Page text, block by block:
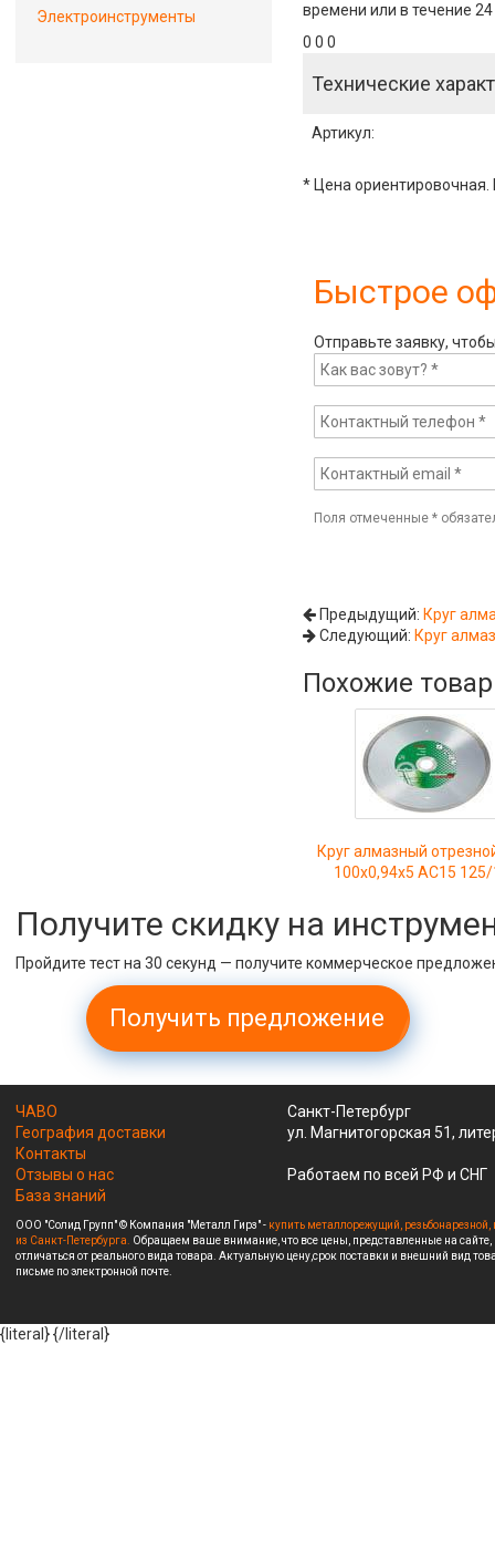
времени или в течение
0 0 0
Технические
Артикул:
* Цена ориентировочная.
Быстрое
Отправьте заявку,
Поля отмеченные*
Предыдущий: Круг
Следующий: Круг
Похожие
Круг алмазный
100х0,94х5 АС15
Электроинструменты
Получите скидку на
Пройдите тест на 30 секунд — получите коммерческое
Получить предложение
ЧАВО
География доставки
Контакты
Отзывы о нас
База знаний
Санкт-Петербург
ул. Магнитогорская 51,
Работаем по всей РФ и СНГ
ООО "Солид Групп" © Компания "Металл Гирз" - купить металлорежущий,
из Санкт-Петербурга. Обращаем ваше внимание, что все цены, представленные на
отличаться от реального вида товара. Актуальную цену,срок поставки и внешний вид
письме по электронной почте.
{literal}{/literal}